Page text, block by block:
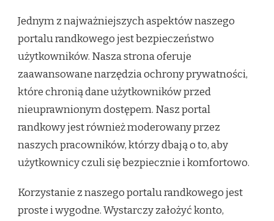
Jednym z najważniejszych aspektów naszego
portalu randkowego jest bezpieczeństwo
użytkowników. Nasza strona oferuje
zaawansowane narzędzia ochrony prywatności,
które chronią dane użytkowników przed
nieuprawnionym dostępem. Nasz portal
randkowy jest również moderowany przez
naszych pracowników, którzy dbają o to, aby
użytkownicy czuli się bezpiecznie i komfortowo.
Korzystanie z naszego portalu randkowego jest
proste i wygodne. Wystarczy założyć konto,